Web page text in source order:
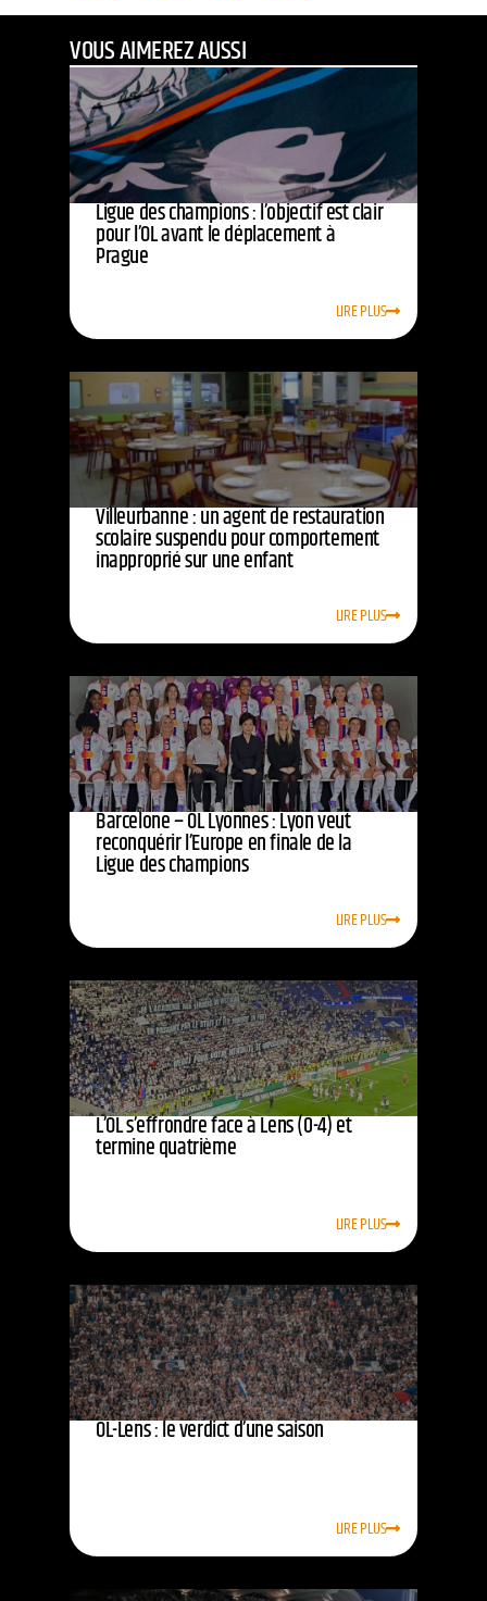
VOUS AIMEREZ AUSSI
Ligue des champions : l’objectif est clair
pour l’OL avant le déplacement à
Prague
LIRE PLUS
Villeurbanne : un agent de restauration
scolaire suspendu pour comportement
inapproprié sur une enfant
LIRE PLUS
Barcelone – OL Lyonnes : Lyon veut
reconquérir l’Europe en finale de la
Ligue des champions
LIRE PLUS
L’OL s’effrondre face à Lens (0-4) et
termine quatrième
LIRE PLUS
OL-Lens : le verdict d’une saison
LIRE PLUS